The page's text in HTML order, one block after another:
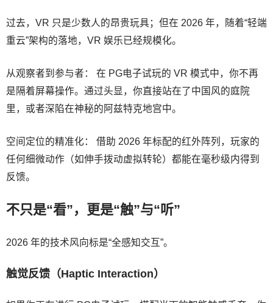
过去，VR 只是少数人的昂贵玩具；但在 2026 年，随着“轻端
重云”架构的落地，VR 娱乐已经规模化。
从观察者到参与者： 在 PG电子试玩的 VR 模式中，你不再
是隔着屏幕操作。通过头显，你直接站在了中国风的庭院
里，或者深陷在神秘的阿兹特克地宫中。
空间定位的精准化： 借助 2026 年标配的红外阵列，玩家的
任何细微动作（如伸手拨动虚拟转轮）都能在毫秒级内得到
反馈。
不只是“看”，更是“触”与“听”
2026 年的技术风向标是“全感知交互”。
触觉反馈（Haptic Interaction）